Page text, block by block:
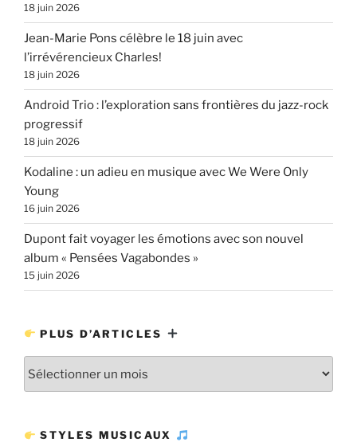
18 juin 2026
Jean-Marie Pons célèbre le 18 juin avec
l’irrévérencieux Charles!
18 juin 2026
Android Trio : l’exploration sans frontières du jazz-rock
progressif
18 juin 2026
Kodaline : un adieu en musique avec We Were Only
Young
16 juin 2026
Dupont fait voyager les émotions avec son nouvel
album « Pensées Vagabondes »
15 juin 2026
PLUS D’ARTICLES
STYLES MUSICAUX